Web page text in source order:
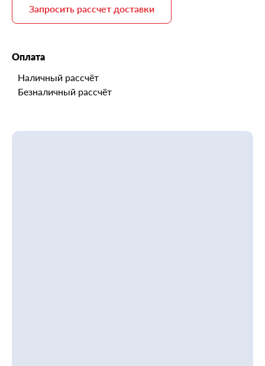
Запросить рассчет доставки
Оплата
Наличный рассчёт
Безналичный рассчёт